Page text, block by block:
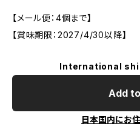
【メール便：4個まで】
【賞味期限：2027/4/30以降】
International
Add
日本国内にお